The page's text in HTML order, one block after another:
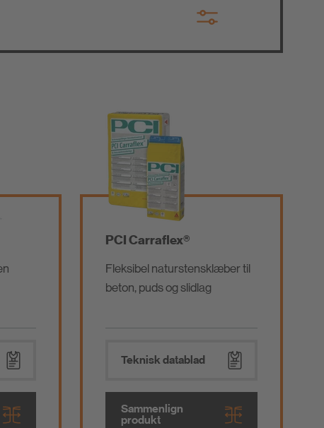
PCI Carraflex®
Fleksibel naturstensklæber til
beton, puds og slidlag
Teknisk datablad
Sammenlign
produkt